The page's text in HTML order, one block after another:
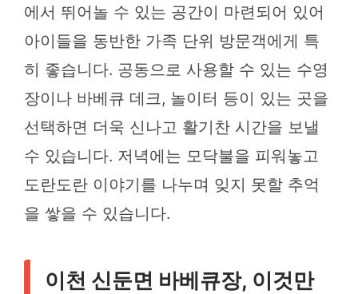
에서 뛰어놀 수 있는 공간이 마련되어 있어
아이들을 동반한 가족 단위 방문객에게 특
히 좋습니다. 공동으로 사용할 수 있는 수영
장이나 바베큐 데크, 놀이터 등이 있는 곳을
선택하면 더욱 신나고 활기찬 시간을 보낼
수 있습니다. 저녁에는 모닥불을 피워놓고
도란도란 이야기를 나누며 잊지 못할 추억
을 쌓을 수 있습니다.
이천 신둔면 바베큐장, 이것만